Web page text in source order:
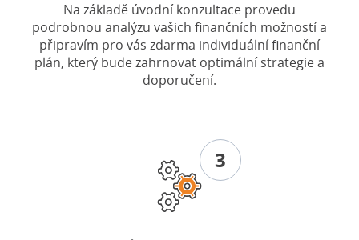
Na základě úvodní konzultace provedu
podrobnou analýzu vašich finančních možností a
připravím pro vás zdarma individuální finanční
plán, který bude zahrnovat optimální strategie a
doporučení.
3